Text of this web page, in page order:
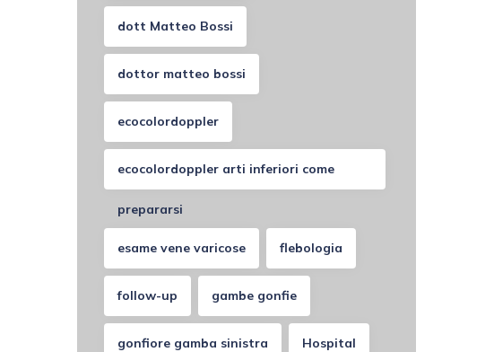
dott Matteo Bossi
dottor matteo bossi
ecocolordoppler
ecocolordoppler arti inferiori come
prepararsi
esame vene varicose flebologia
follow-up gambe gonfie
gonfiore gamba sinistra Hospital